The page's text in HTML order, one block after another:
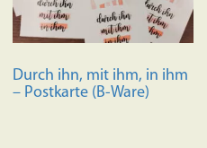
Durch ihn, mit ihm, in ihm
– Postkarte (B-Ware)